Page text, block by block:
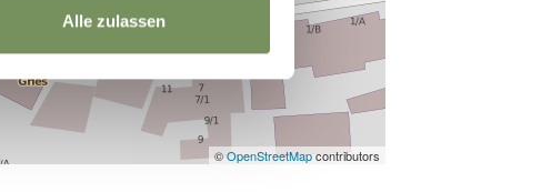
Alle zulassen
©OpenStreetMapcontributors